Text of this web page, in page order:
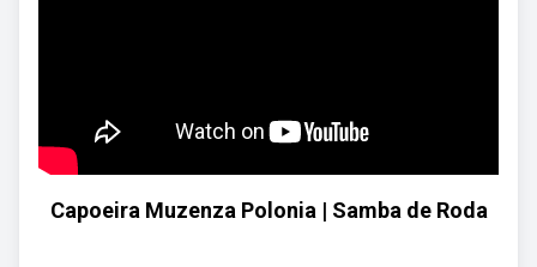
Capoeira Muzenza Polonia | Samba de Roda